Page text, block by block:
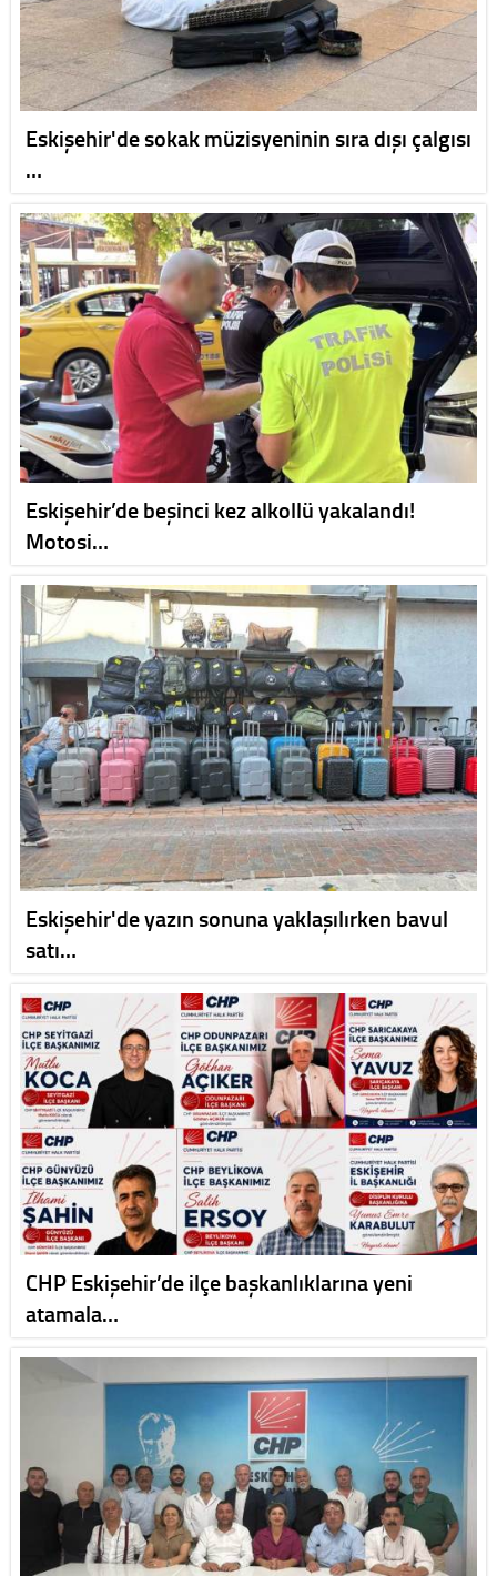
Eskişehir'de sokak müzisyeninin sıra dışı çalgısı
…
Eskişehir’de beşinci kez alkollü yakalandı!
Motosi…
Eskişehir'de yazın sonuna yaklaşılırken bavul
satı…
CHP Eskişehir’de ilçe başkanlıklarına yeni
atamala…